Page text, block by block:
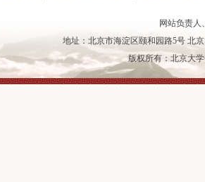
网站负责
地址：北京市海淀区颐和园路5号 北
版权所有：北京大